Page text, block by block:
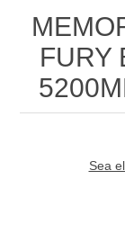
FURY
Sea